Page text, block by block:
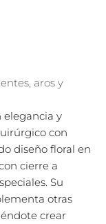
aros y
y
con
diseño floral en
cierre a
Su
otras
crear